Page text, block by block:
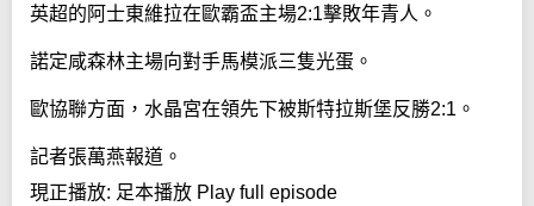
英超的阿士東維拉在歐霸盃主場2:1擊敗年青人。
諾定咸森林主場向對手馬模派三隻光蛋。
歐協聯方面，水晶宮在領先下被斯特拉斯堡反勝2:1。
記者張萬燕報道。
現正播放: 足本播放 Play full episode